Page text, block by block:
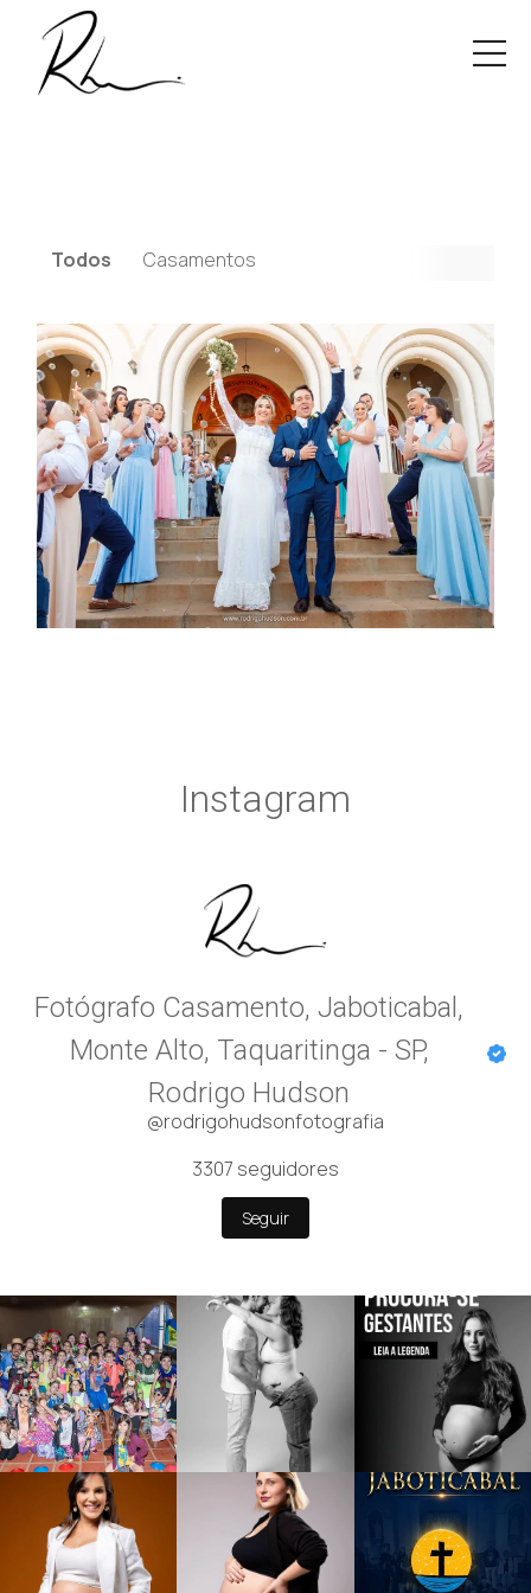
Todos Casamentos
Instagram
Fotógrafo Casamento, Jaboticabal,
Monte Alto, Taquaritinga - SP,
Rodrigo Hudson
@rodrigohudsonfotografia
3307 seguidores
Seguir